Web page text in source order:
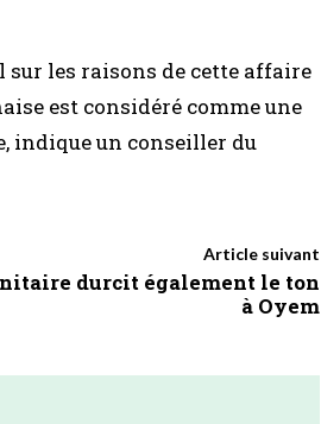
sur les raisons de cette affaire
est considéré comme une
indique un conseiller du
Article suivant
durcit également le ton
à Oyem